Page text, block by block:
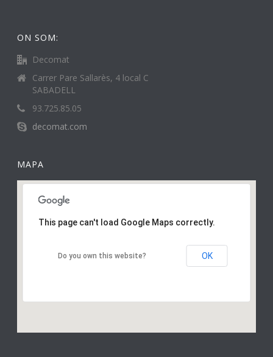
ON SOM:
Decomat
Carrer Pare Sallarès, 4 local C
SABADELL
93.725.85.05
decomat.com
MAPA
This page can't load Google Maps correctly.
Do you own this website? OK